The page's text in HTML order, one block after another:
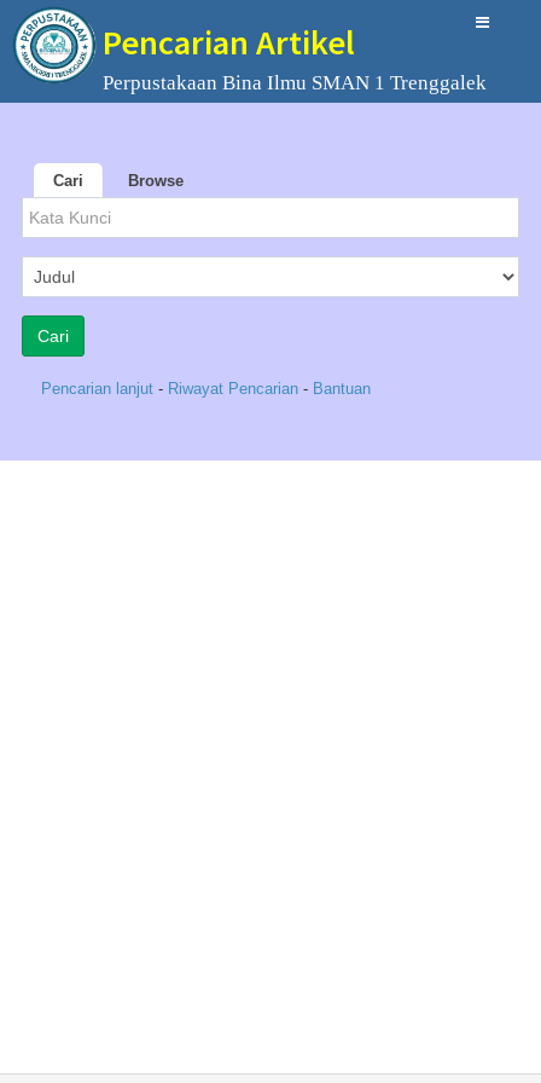
Pencarian Artikel
Perpustakaan Bina Ilmu SMAN 1 Trenggalek
Cari Browse
Pencarian lanjut - Riwayat Pencarian - Bantuan